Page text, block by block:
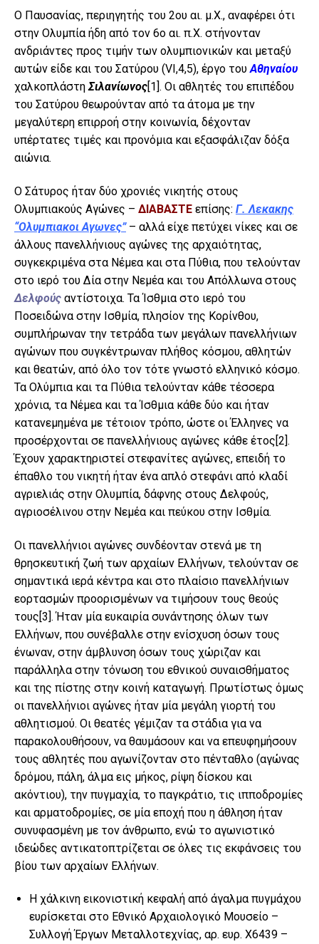
Ο Παυσανίας, περιηγητής του 2ου αι. μ.Χ., αναφέρει ότι
στην Ολυμπία ήδη από τον 6ο αι. π.Χ. στήνονταν
ανδριάντες προς τιμήν των ολυμπιονικών και μεταξύ
αυτών είδε και του Σατύρου (VI,4,5), έργο τουΑθηναίου
χαλκοπλάστηΣιλανίωνος [1] . Οι αθλητές του επιπέδου
του Σατύρου θεωρούνταν από τα άτομα με την
μεγαλύτερη επιρροή στην κοινωνία, δέχονταν
υπέρτατες τιμές και προνόμια και εξασφάλιζαν δόξα
αιώνια.
Ο Σάτυρος ήταν δύο χρονιές νικητής στους
Ολυμπιακούς Αγώνες – ΔΙΑΒΑΣΤΕ επίσης: Γ. Λεκακης
“Ολυμπιακοι Αγωνες”– αλλά είχε πετύχει νίκες και σε
άλλους πανελλήνιους αγώνες της αρχαιότητας,
συγκεκριμένα στα Nέμεα και στα Πύθια, που τελούνταν
στο ιερό του Δία στην Νεμέα και του Απόλλωνα στους
Δελφούς αντίστοιχα. Τα Ίσθμια στο ιερό του
Ποσειδώνα στην Ισθμία, πλησίον της Κορίνθου,
συμπλήρωναν την τετράδα των μεγάλων πανελλήνιων
αγώνων που συγκέντρωναν πλήθος κόσμου, αθλητών
και θεατών, από όλο τον τότε γνωστό ελληνικό κόσμο.
Τα Ολύμπια και τα Πύθια τελούνταν κάθε τέσσερα
χρόνια, τα Νέμεα και τα Ίσθμια κάθε δύο και ήταν
κατανεμημένα με τέτοιον τρόπο, ώστε οι Έλληνες να
προσέρχονται σε πανελλήνιους αγώνες κάθε έτος[2].
Έχουν χαρακτηριστεί στεφανίτες αγώνες, επειδή το
έπαθλο του νικητή ήταν ένα απλό στεφάνι από κλαδί
αγριελιάς στην Ολυμπία, δάφνης στους Δελφούς,
αγριοσέλινου στην Νεμέα και πεύκου στην Ισθμία.
Οι πανελλήνιοι αγώνες συνδέονταν στενά με τη
θρησκευτική ζωή των αρχαίων Ελλήνων, τελούνταν σε
σημαντικά ιερά κέντρα και στο πλαίσιο πανελλήνιων
εορτασμών προορισμένων να τιμήσουν τους θεούς
τους[3]. Ήταν μία ευκαιρία συνάντησης όλων των
Ελλήνων, που συνέβαλλε στην ενίσχυση όσων τους
ένωναν, στην άμβλυνση όσων τους χώριζαν και
παράλληλα στην τόνωση του εθνικού συναισθήματος
και της πίστης στην κοινή καταγωγή. Πρωτίστως όμως
οι πανελλήνιοι αγώνες ήταν μία μεγάλη γιορτή του
αθλητισμού. Οι θεατές γέμιζαν τα στάδια για να
παρακολουθήσουν, να θαυμάσουν και να επευφημήσουν
τους αθλητές που αγωνίζονταν στο πένταθλο (αγώνας
δρόμου, πάλη, άλμα εις μήκος, ρίψη δίσκου και
ακόντιου), την πυγμαχία, το παγκράτιο, τις ιπποδρομίες
και αρματοδρομίες, σε μία εποχή που η άθληση ήταν
συνυφασμένη με τον άνθρωπο, ενώ το αγωνιστικό
ιδεώδες αντικατοπτρίζεται σε όλες τις εκφάνσεις του
βίου των αρχαίων Ελλήνων.
Η χάλκινη εικονιστική κεφαλή από άγαλμα πυγμάχου
ευρίσκεται στο Εθνικό Αρχαιολογικό Μουσείο –
Συλλογή Έργων Μεταλλοτεχνίας, αρ. ευρ. Χ6439 –